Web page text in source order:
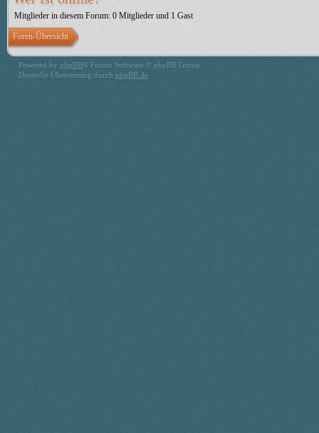
Mitglieder in diesem Forum: 0 Mitglieder und 1 Gast
Foren-Übersicht
Powered by phpBB® Forum Software © phpBB Group
Deutsche Übersetzung durch phpBB.de